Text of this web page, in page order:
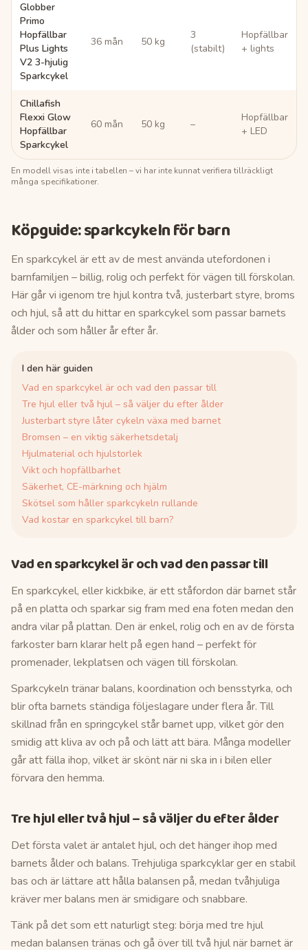
Globber
Primo
Hopfällbar
Plus Lights
V2 3-hjulig
Sparkcykel
36 mån 50 kg
3
(stabilt)
Hopfällbar
+ lights
Chillafish
Flexxi Glow
Hopfällbar
Sparkcykel
60 mån 50 kg –
Hopfällbar
+ LED
En modell visas inte i tabellen – vi har inte kunnat verifiera tillräckligt
många specifikationer.
Köpguide:sparkcykeln för barn
En sparkcykel är ett av de mest använda utefordonen i
barnfamiljen – billig, rolig och perfekt för vägen till förskolan.
Här går vi igenom tre hjul kontra två, justerbart styre, broms
och hjul, så att du hittar en sparkcykel som passar barnets
ålder och som håller år efter år.
I den här guiden
Vad en sparkcykel är och vad den passar till
Tre hjul eller två hjul – så väljer du efter ålder
Justerbart styre låter cykeln växa med barnet
Bromsen – en viktig säkerhetsdetalj
Hjulmaterial och hjulstorlek
Vikt och hopfällbarhet
Säkerhet, CE-märkning och hjälm
Skötsel som håller sparkcykeln rullande
Vad kostar en sparkcykel till barn?
Vad en sparkcykel är och vad den passar till
En sparkcykel, eller kickbike, är ett ståfordon där barnet står
på en platta och sparkar sig fram med ena foten medan den
andra vilar på plattan. Den är enkel, rolig och en av de första
farkoster barn klarar helt på egen hand – perfekt för
promenader, lekplatsen och vägen till förskolan.
Sparkcykeln tränar balans, koordination och bensstyrka, och
blir ofta barnets ständiga följeslagare under flera år. Till
skillnad från en springcykel står barnet upp, vilket gör den
smidig att kliva av och på och lätt att bära. Många modeller
går att fälla ihop, vilket är skönt när ni ska in i bilen eller
förvara den hemma.
Tre hjul eller två hjul – så väljer du efter ålder
Det första valet är antalet hjul, och det hänger ihop med
barnets ålder och balans. Trehjuliga sparkcyklar ger en stabil
bas och är lättare att hålla balansen på, medan tvåhjuliga
kräver mer balans men är smidigare och snabbare.
Tänk på det som ett naturligt steg: börja med tre hjul
medan balansen tränas och gå över till två hjul när barnet är